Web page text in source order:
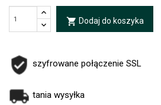
local_grocery_store Dodaj do koszyka
szyfrowane połączenie SSL
tania wysyłka